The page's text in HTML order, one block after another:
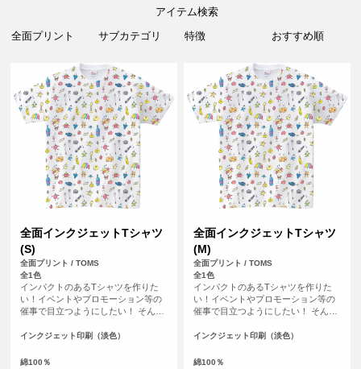
アイテム検索
全面インクジェットTシャツ
(S)
全面プリント / TOMS
全1色
インパクトのあるTシャツを作りた
い！イベントやプロモーション等の
催事で目立つようにしたい！ そんな
ントできるTシャツです。首元から袖
所にプリントを入れることができま
インクジェット印刷（淡色）
綿100％
全面インクジェットTシャツ
(M)
全面プリント / TOMS
全1色
インパクトのあるTシャツを作りた
い！イベントやプロモーション等の
催事で目立つようにしたい！ そんな
ントできるTシャツです。首元から袖
所にプリントを入れることができま
インクジェット印刷（淡色）
綿100％